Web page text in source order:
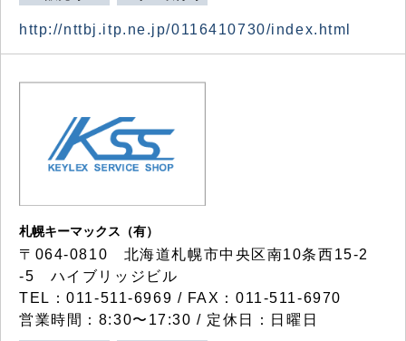
http://nttbj.itp.ne.jp/0116410730/index.html
札幌キーマックス（有）
〒064-0810 北海道札幌市中央区南10条西15-2
-5 ハイブリッジビル
TEL：011-511-6969 / FAX：011-511-6970
営業時間：8:30〜17:30 / 定休日：日曜日